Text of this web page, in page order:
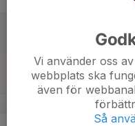
Vi använder oss
webbplats ska
även för
Så